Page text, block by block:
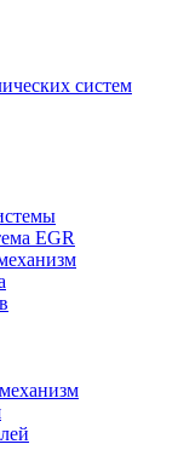
систем
EGR